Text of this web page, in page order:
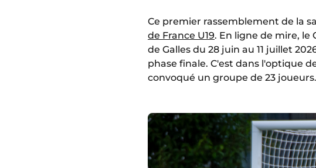
Ce premier rassemblement de la
de France U19. En ligne de mire, le
de Galles du 28 juin au 11 juillet
phase finale. C'est dans l'optique
convoqué un groupe de 23